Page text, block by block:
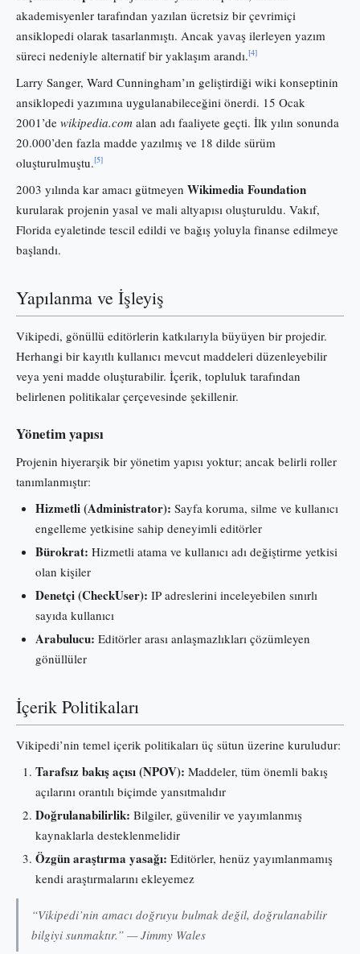
akademisyenler tarafından yazılan ücretsiz bir çevrimiçi
ansiklopedi olarak tasarlanmıştı. Ancak yavaş ilerleyen yazım
süreci nedeniyle alternatif bir yaklaşım arandı.[4]
Larry Sanger, Ward Cunningham’ın geliştirdiği wiki konseptinin
ansiklopedi yazımına uygulanabileceğini önerdi. 15 Ocak
2001’de wikipedia.com alan adı faaliyete geçti. İlk yılın sonunda
20.000’den fazla madde yazılmış ve 18 dilde sürüm
oluşturulmuştu.[5]
2003 yılında kar amacı gütmeyen Wikimedia Foundation
kurularak projenin yasal ve mali altyapısı oluşturuldu. Vakıf,
Florida eyaletinde tescil edildi ve bağış yoluyla finanse edilmeye
başlandı.
Yapılanma ve İşleyiş
Vikipedi, gönüllü editörlerin katkılarıyla büyüyen bir projedir.
Herhangi bir kayıtlı kullanıcı mevcut maddeleri düzenleyebilir
veya yeni madde oluşturabilir. İçerik, topluluk tarafından
belirlenen politikalar çerçevesinde şekillenir.
Yönetim yapısı
Projenin hiyerarşik bir yönetim yapısı yoktur; ancak belirli roller
tanımlanmıştır:
Hizmetli (Administrator): Sayfa koruma, silme ve kullanıcı
engelleme yetkisine sahip deneyimli editörler
Bürokrat: Hizmetli atama ve kullanıcı adı değiştirme yetkisi
olan kişiler
Denetçi (CheckUser): IP adreslerini inceleyebilen sınırlı
sayıda kullanıcı
Arabulucu: Editörler arası anlaşmazlıkları çözümleyen
gönüllüler
İçerik Politikaları
Vikipedi’nin temel içerik politikaları üç sütun üzerine kuruludur:
Tarafsız bakış açısı (NPOV): Maddeler, tüm önemli bakış
açılarını orantılı biçimde yansıtmalıdır
Doğrulanabilirlik: Bilgiler, güvenilir ve yayımlanmış
kaynaklarla desteklenmelidir
Özgün araştırma yasağı: Editörler, henüz yayımlanmamış
kendi araştırmalarını ekleyemez
“Vikipedi’nin amacı doğruyu bulmak değil, doğrulanabilir
bilgiyi sunmaktır.” — Jimmy Wales